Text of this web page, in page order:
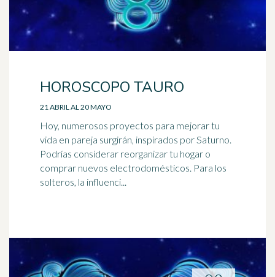
HOROSCOPO TAURO
21 ABRIL AL 20 MAYO
Hoy, numerosos proyectos para mejorar tu
vida en pareja surgirán, inspirados por Saturno.
Podrías considerar reorganizar tu hogar o
comprar nuevos electrodomésticos. Para los
solteros, la influenci...